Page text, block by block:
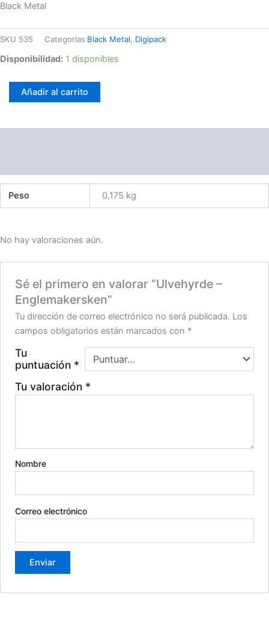
Black Metal
SKU 535 Categorías Black Metal Digipack
Disponibilidad: 1 disponibles
Añadir al carrito
Peso 0,175 kg
No hay valoraciones aún.
Sé el primero en valorar “Ulvehyrde –
Englemakersken”
Tu dirección de correo electrónico no será publicada. Los
campos obligatorios están marcados con *
Tu
puntuación *
Tu valoración *
Nombre
Correo electrónico